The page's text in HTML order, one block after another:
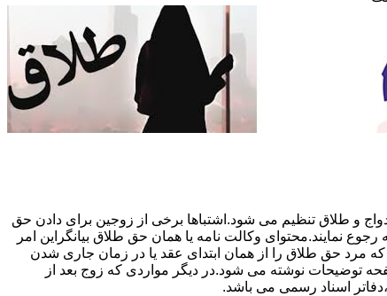
و طلاق تنظیم می شود.اشتباها برخی از زوجین برای دادن حق
نمایند.محتوای وکالت نامه یا همان حق طلاق بیانگراین امر
که مرد حق طلاق را از همان ابتدای عقد یا در زمان جاری شدن
توضیحات نوشته می شود.در دیگر مواردی که زوج بعد از
اسناد رسمی می باشد.